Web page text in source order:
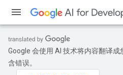
Google 会使用 AI 技术将内容翻译
含错误。